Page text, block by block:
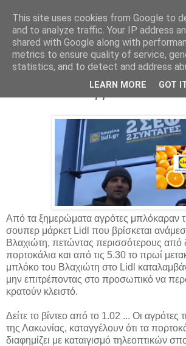
Parakato.gr
Αγρότες έκαναν μπλόκο
LIDL και καταγγέλουν -
Από τα ξημερώματα αγρότες μπλόκαραν
σουπερ μάρκετ Lidl που βρίσκεται
Βλαχιώτη, πετώντας περισσότερους από
πορτοκάλια και από τις 5.30 το πρωί
μπλόκο του Βλαχιώτη στο Lidl
μην επιτρέποντας στο προσωπικό να
κρατούν κλειστό.
Δείτε το βίντεο από το 1.02 ... Οι αγρότες
της Λακωνίας, καταγγέλουν ότι τα
διαφημίζει με καταιγισμό τηλεοπτικών
This site uses cookies from Google to
and to analyze traffic. Your IP address
shared with Google along with
metrics to ensure quality of service,
statistics, and to detect and address
LEARN MORE GOT